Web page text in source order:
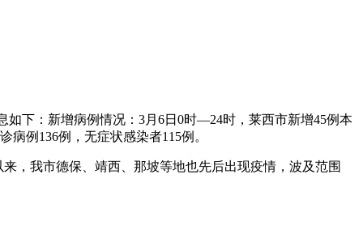
如下：新增病例情况：3月6日0时—24时，莱西市新增45例本
例136例，无症状感染者115例。
，我市德保、靖西、那坡等地也先后出现疫情，波及范围